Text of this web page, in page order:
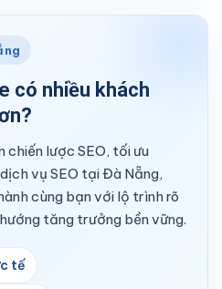
có nhiều khách
chiến lược SEO, tối ưu
vụ SEO tại Đà Nẵng,
cùng bạn với lộ trình rõ
tăng trưởng bền vững.
tế